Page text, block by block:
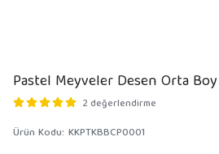
Pastel Meyveler Desen Orta Boy
2 değerlendirme
Ürün Kodu: KKPTKBBCP0001